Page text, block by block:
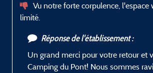
Vu notre forte corpulence, l'espace
limité.
Réponse de l'établissement :
Un grand merci pour votre retour et
Camping du Pont! Nous sommes